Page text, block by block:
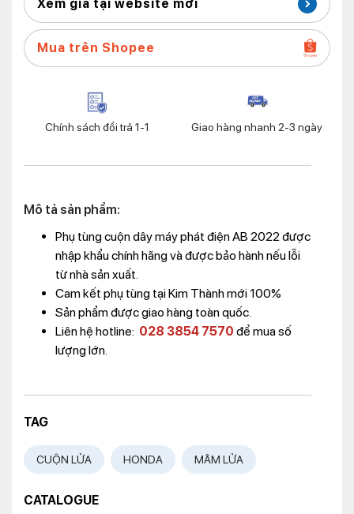
Xem giá tại website mới
Mua trên Shopee
Chính sách đổi trả 1-1 Giao hàng nhanh 2-3 ngày
Mô tả sản phẩm:
Phụ tùng cuộn dây máy phát điện AB 2022 được
nhập khẩu chính hãng và được bảo hành nếu lỗi
từ nhà sản xuất.
Cam kết phụ tùng tại Kim Thành mới 100%
Sản phẩm được giao hàng toàn quốc.
Liên hệ hotline: 028 3854 7570 để mua số
lượng lớn.
TAG
CUỘN LỬA HONDA MÂM LỬA
CATALOGUE